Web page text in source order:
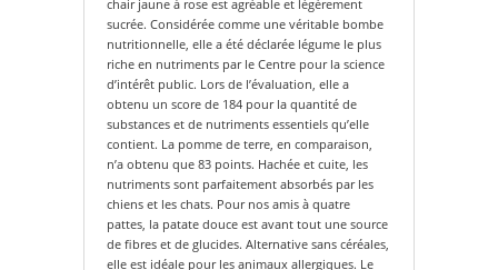
chair jaune à rose est agréable et légèrement
sucrée. Considérée comme une véritable bombe
nutritionnelle, elle a été déclarée légume le plus
riche en nutriments par le Centre pour la science
d’intérêt public. Lors de l’évaluation, elle a
obtenu un score de 184 pour la quantité de
substances et de nutriments essentiels qu’elle
contient. La pomme de terre, en comparaison,
n’a obtenu que 83 points. Hachée et cuite, les
nutriments sont parfaitement absorbés par les
chiens et les chats. Pour nos amis à quatre
pattes, la patate douce est avant tout une source
de fibres et de glucides. Alternative sans céréales,
elle est idéale pour les animaux allergiques. Le